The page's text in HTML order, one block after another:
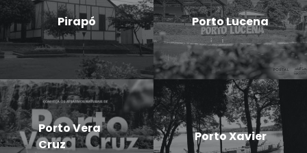
Pirapó Porto Lucena
Porto Vera
Cruz
Porto Xavier